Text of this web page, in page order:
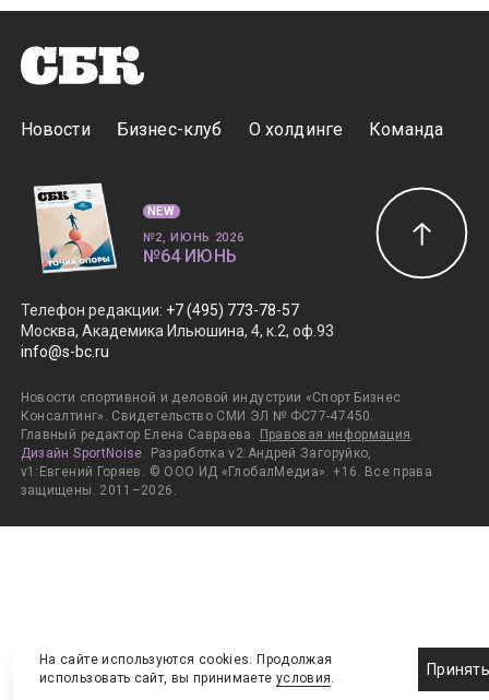
Новости Бизнес-клуб О холдинге Команда
Телефон редакции: +7 (495) 773-78-57
Москва, Академика Ильюшина, 4, к.2, оф.93
info@s-bc.ru
Новости спортивной и деловой индустрии «Спорт Бизнес
Консалтинг». Свидетельство СМИ ЭЛ № ФС77-47450.
Главный редактор Елена Савраева. Правовая информация.
Дизайн SportNoise. Разработка v2:Андрей Загоруйко,
v1:Евгений Горяев. © ООО ИД «ГлобалМедиа». +16. Все права
защищены. 2011–2026.
NEW
№2, ИЮНЬ 2026
№64 ИЮНЬ
На сайте используются cookies. Продолжая
использовать сайт, вы принимаете условия.
Принять